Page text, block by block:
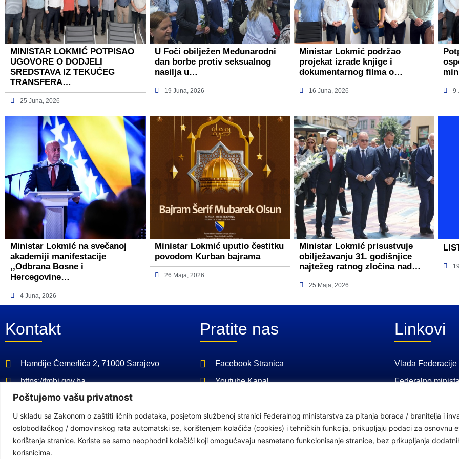
Poštujemo vašu privatnost
U skladu sa Zakonom o zaštiti ličnih podataka, posjetom službenoj stranici Federalnog ministarstva za pitanja boraca / branitelja i
oslobodilačkog / domovinskog rata automatski se, korištenjem kolačića (cookies) i tehničkih funkcija, prikupljaju podaci za osnovnu
korištenja stranice. Koriste se samo neophodni kolačići koji omogućavaju nesmetano funkcionisanje stranice, bez prikupljanja
korisnicima.
MINISTAR LOKMIĆ POTPISAO
UGOVORE O DODJELI
SREDSTAVA IZ TEKUĆEG
TRANSFERA…
25 Juna, 2026
U Foči obilježen Međunarodni
dan borbe protiv seksualnog
nasilja u…
19 Juna, 2026
Ministar Lokmić podržao
projekat izrade knjige i
dokumentarnog filma o…
16 Juna, 2026 9
Ministar Lokmić na svečanoj
akademiji manifestacije
,,Odbrana Bosne i
Hercegovine…
4 Juna, 2026
Ministar Lokmić uputio čestitku
povodom Kurban bajrama
26 Maja, 2026
Ministar Lokmić prisustvuje
obilježavanju 31. godišnjice
najtežeg ratnog zločina nad…
25 Maja, 2026
Kontakt
Hamdije Čemerlića 2, 71000 Sarajevo
https://fmbi.gov.ba
+387 33 21 29 32
E-mail: kabinet@fmbi.gov.ba
Pratite nas
Facebook Stranica
Youtube Kanal
Linkovi
Vlada
Federalno
Federalno